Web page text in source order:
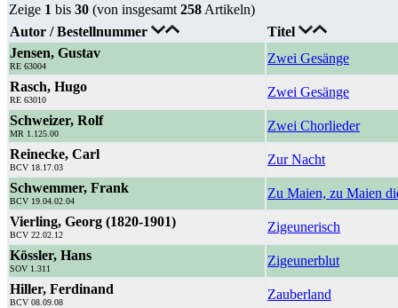
Zeige 1 bis 30 (von insgesamt 258 Artikeln)
Autor / Bestellnummer
Titel
Jensen, Gustav
RE 63004
Zwei Gesänge
Rasch, Hugo
RE 63010
Zwei Gesänge
Schweizer, Rolf
MR 1.125.00
Zwei Chorlieder
Reinecke, Carl
BCV 18.17.03
Zur Nacht
Schwemmer, Frank
BCV 19.04.02.04
Zu Maien, zu Maien
Vierling, Georg (1820-1901)
BCV 22.02.12
Zigeunerisch
Kössler, Hans
SOV 1.311
Zigeunerblut
Hiller, Ferdinand
BCV 08.09.08
Zauberland